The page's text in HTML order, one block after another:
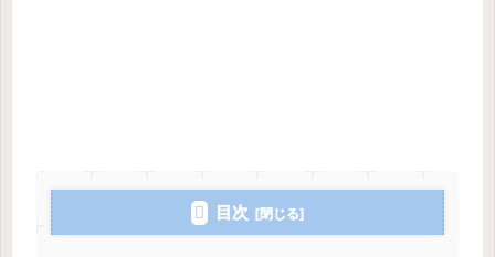
目次